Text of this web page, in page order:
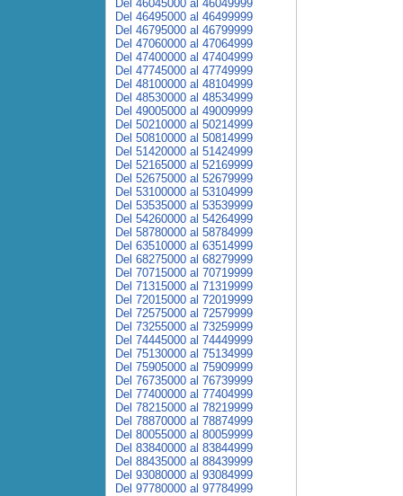
Del 46045000 al 46049999
Del 46495000 al 46499999
Del 46795000 al 46799999
Del 47060000 al 47064999
Del 47400000 al 47404999
Del 47745000 al 47749999
Del 48100000 al 48104999
Del 48530000 al 48534999
Del 49005000 al 49009999
Del 50210000 al 50214999
Del 50810000 al 50814999
Del 51420000 al 51424999
Del 52165000 al 52169999
Del 52675000 al 52679999
Del 53100000 al 53104999
Del 53535000 al 53539999
Del 54260000 al 54264999
Del 58780000 al 58784999
Del 63510000 al 63514999
Del 68275000 al 68279999
Del 70715000 al 70719999
Del 71315000 al 71319999
Del 72015000 al 72019999
Del 72575000 al 72579999
Del 73255000 al 73259999
Del 74445000 al 74449999
Del 75130000 al 75134999
Del 75905000 al 75909999
Del 76735000 al 76739999
Del 77400000 al 77404999
Del 78215000 al 78219999
Del 78870000 al 78874999
Del 80055000 al 80059999
Del 83840000 al 83844999
Del 88435000 al 88439999
Del 93080000 al 93084999
Del 97780000 al 97784999